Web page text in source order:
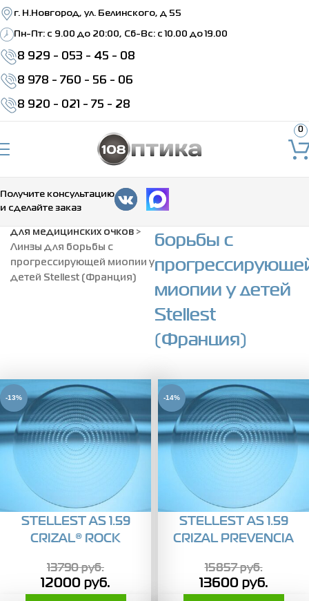
г. Н.Новгород, ул. Белинского, д 55
Пн-Пт: c 9.00 до 20:00, Сб-Вс: с 10.00 до 19.00
8 929 - 053 - 45 - 08
8 978 - 760 - 56 - 06
8 920 - 021 - 75 - 28
0
Получите консультацию
и сделайте заказ
для медицинских очков >
Линзы для борьбы с
прогрессирующей миопии у
детей Stellest (Франция)
Линзы для
борьбы с
миопии у детей
Stellest
(Франция)
-13%
STELLEST AS 1.59
CRIZAL® ROCK
13790руб.
12000 руб.
-14%
STELLEST AS 1.59
CRIZAL PREVENCIA
15857руб.
13600 руб.